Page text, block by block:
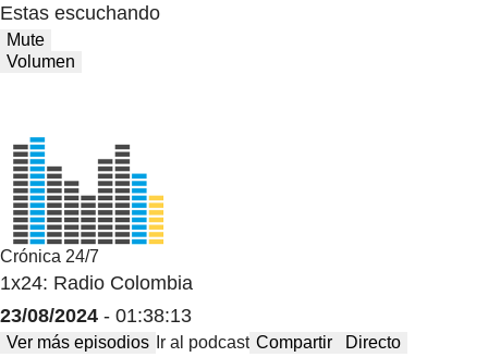
Estas escuchando
Mute
Volumen
Crónica 24/7
1x24: Radio Colombia
23/08/2024 - 01:38:13
Ver más episodios Ir al podcast Compartir Directo